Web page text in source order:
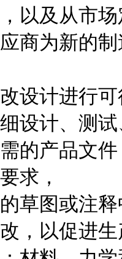
以及从市
商为新的
设计进行
设计、测
的产品文
求，
草图或注
，以促进